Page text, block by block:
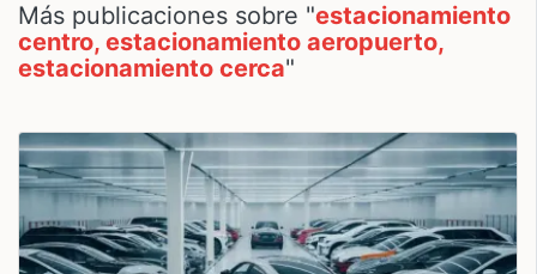
Más publicaciones sobre "estacionamiento
centro, estacionamiento aeropuerto,
estacionamiento cerca"